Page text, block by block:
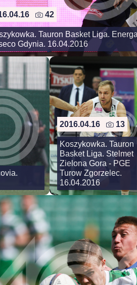
42
Tauron Basket Liga.
Gdynia. 16.04.2016
2016.04.16 13
Koszykowka. Tauron
Basket Liga. Stelmet
Zielona Gora - PGE
Turow Zgorzelec.
16.04.2016